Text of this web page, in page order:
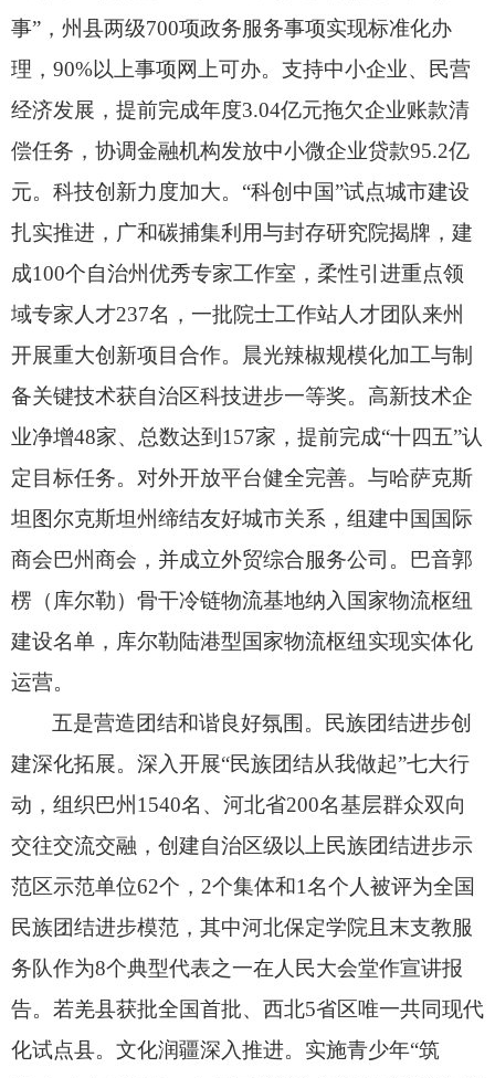
事”， 州县两级700项政务服务事项实现标准化办
理， 90%以上事项网上可办。 支持中小企业、
民营
经济发展， 提前完成年度3.04亿元拖欠企业账款清
偿任务， 协调金融机构发放中小微企业贷款95.2亿
元。 科技创新力度加大。 “科创中国”试点城市建设
扎实推进， 广和碳捕集利用与封存研究院揭牌， 建
成100个自治州优秀专家工作室， 柔性引进重点领
域专家人才237名， 一批院士工作站人才团队来州
开展重大创新项目合作。
晨光辣椒规模化加工与制
备关键技术获自治区科技进步一等奖。 高新技术企
业净增48家、 总数达到157家， 提前完成“十四五”认
定目标任务。 对外开放平台健全完善。 与哈萨克斯
坦图尔克斯坦州缔结友好城市关系， 组建中国国际
商会巴州商会， 并成立外贸综合服务公司。
巴音郭
楞（库尔勒）骨干冷链物流基地纳入国家物流枢纽
建设名单， 库尔勒陆港型国家物流枢纽实现实体化
运营。
五是营造团结和谐良好氛围。
民族团结进步创
建深化拓展。 深入开展“民族团结从我做起”七大行
动， 组织巴州1540名、 河北省200名基层群众双向
交往交流交融， 创建自治区级以上民族团结进步示
范区示范单位62个， 2个集体和1名个人被评为全国
民族团结进步模范， 其中河北保定学院且末支教服
务队作为8个典型代表之一在人民大会堂作宣讲报
告。 若羌县获批全国首批、 西北5省区唯一共同现代
化试点县。 文化润疆深入推进。 实施青少年“筑